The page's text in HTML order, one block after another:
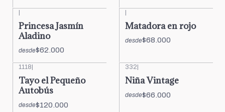
|
Princesa Jasmín
Aladino
desde$62.000
|
Matadora en rojo
desde$68.000
1118
Tayo el Pequeño
Autobús
desde$120.000
332
Niña Vintage
desde$66.000